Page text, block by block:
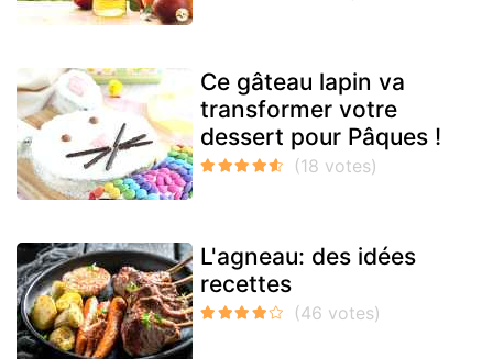
Ce gâteau lapin va
transformer votre
dessert pour Pâques !
L'agneau: des idées
recettes